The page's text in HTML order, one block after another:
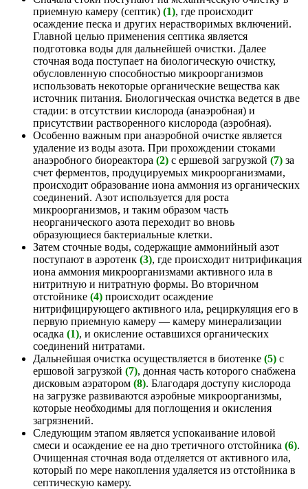
приемную камеру (септик) (1), где происходит
осаждение песка и других нерастворимых включений.
Главной целью применения септика является
подготовка воды для дальнейшей очистки. Далее
сточная вода поступает на биологическую очистку,
обусловленную способностью микроорганизмов
использовать некоторые органические вещества как
источник питания. Биологическая очистка ведется в две
стадии: в отсутствии кислорода (анаэробная) и
присутствии растворенного кислорода (аэробная).
Особенно важным при анаэробной очистке является
удаление из воды азота. При прохождении стоками
анаэробного биореактора (2) с ершевой загрузкой (7) за
счет ферментов, продуцируемых микроорганизмами,
происходит образование иона аммония из органических
соединений. Азот используется для роста
микроорганизмов, и таким образом часть
неорганического азота переходит во вновь
образующиеся бактериальные клетки.
Затем сточные воды, содержащие аммонийный азот
поступают в аэротенк (3), где происходит нитрификация
иона аммония микроорганизмами активного ила в
нитритную и нитратную формы. Во вторичном
отстойнике (4) происходит осаждение
нитрифицирующего активного ила, рециркуляция его в
первую приемную камеру — камеру минерализации
осадка (1), и окисление оставшихся органических
соединений нитратами.
Дальнейшая очистка осуществляется в биотенке (5) с
ершовой загрузкой (7), донная часть которого снабжена
дисковым аэратором (8). Благодаря доступу кислорода
на загрузке развиваются аэробные микроорганизмы,
которые необходимы для поглощения и окисления
загрязнений.
Следующим этапом является успокаивание иловой
смеси и осаждение ее на дно третичного отстойника (6).
Очищенная сточная вода отделяется от активного ила,
который по мере накопления удаляется из отстойника в
септическую камеру.